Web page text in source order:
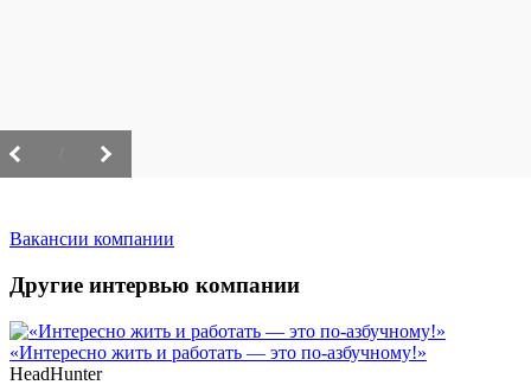
Вакансии компании
Другие интервью компании
«Интересно жить и работать — это по-азбучному!»
HeadHunter